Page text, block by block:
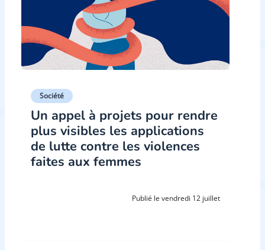
Société
Un appel à projets pour rendre
plus visibles les applications
de lutte contre les violences
faites aux femmes
Publié le vendredi 12 juillet